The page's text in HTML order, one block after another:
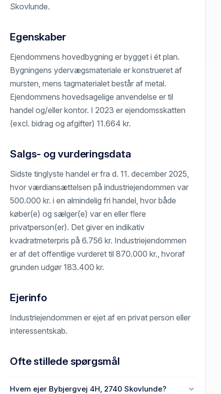
Skovlunde.
Egenskaber
Ejendommens hovedbygning er bygget i ét plan.
Bygningens ydervægsmateriale er konstrueret af
mursten, mens tagmaterialet består af metal.
Ejendommens hovedsagelige anvendelse er til
handel og/eller kontor. I 2023 er ejendomsskatten
(excl. bidrag og afgifter) 11.664 kr.
Salgs- og vurderingsdata
Sidste tinglyste handel er fra d. 11. december 2025,
hvor værdiansættelsen på industriejendommen var
500.000 kr. i en almindelig fri handel, hvor både
køber(e) og sælger(e) var en eller flere
privatperson(er). Det giver en indikativ
kvadratmeterpris på 6.756 kr. Industriejendommen
er af det offentlige vurderet til 870.000 kr., hvoraf
grunden udgør 183.400 kr.
Ejerinfo
Industriejendommen er ejet af en privat person eller
interessentskab.
Ofte stillede spørgsmål
Hvem ejer Bybjergvej 4H, 2740 Skovlunde?